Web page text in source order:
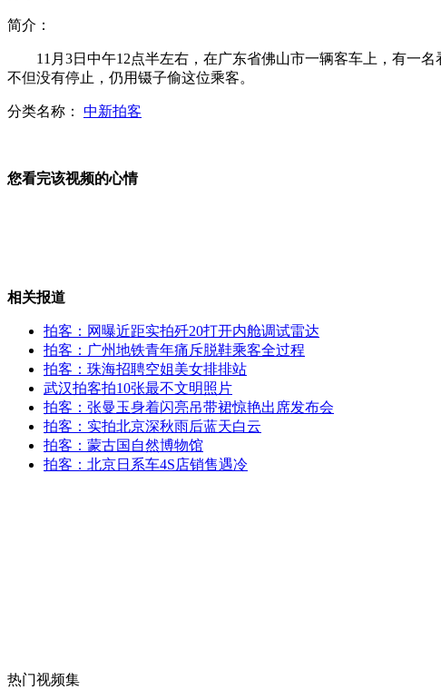
网曝近距实拍歼20打开内舱调试雷达
澳大利亚150名圣诞老人齐跳骑马舞
鸟叔与黄金女配角鲁芬撞脸
简介：
11月3日中午12点半左右，在广东省佛山市一辆客车上，有一名
不但没有停止，仍用镊子偷这位乘客。
分类名称： 中新拍客
您看完该视频的心情
相关报道
拍客：网曝近距实拍歼20打开内舱调试雷达
拍客：广州地铁青年痛斥脱鞋乘客全过程
拍客：珠海招聘空姐美女排排站
武汉拍客拍10张最不文明照片
拍客：张曼玉身着闪亮吊带裙惊艳出席发布会
拍客：实拍北京深秋雨后蓝天白云
拍客：蒙古国自然博物馆
拍客：北京日系车4S店销售遇冷
热门视频集